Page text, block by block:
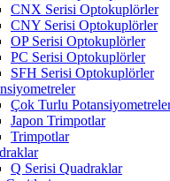
CNX Serisi Optokuplörler
CNY Serisi Optokuplörler
OP Serisi Optokuplörler
PC Serisi Optokuplörler
SFH Serisi Optokuplörler
Çok Turlu
Japon Trimpotlar
Trimpotlar
Q Serisi Quadraklar